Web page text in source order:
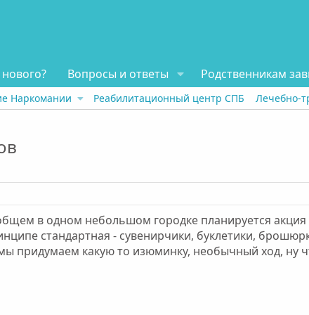
Вопросы и ответы Родственникам
Наркомании Реабилитационный центр СПБ Лечебно-
в одном небольшом городке планируется
стандартная - сувенирчики, буклетики,
придумаем какую то изюминку, необычный ход, ну